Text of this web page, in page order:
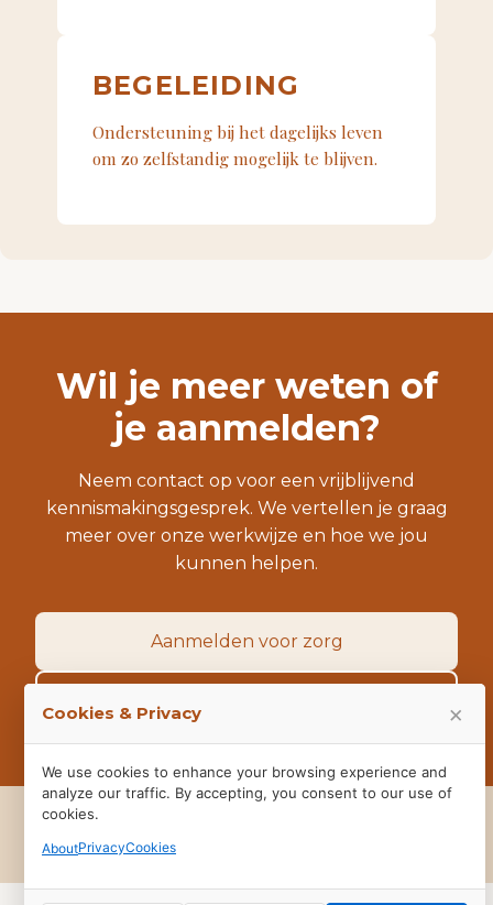
BEGELEIDING
Ondersteuning bij het dagelijks leven
om zo zelfstandig mogelijk te blijven.
Wil je meer weten of
je aanmelden?
Neem contact op voor een vrijblijvend
kennismakingsgesprek. We vertellen je graag
meer over onze werkwijze en hoe we jou
kunnen helpen.
Aanmelden voor zorg
© 2026 Andes – jouw steun in zorg
Cookies & Privacy ×
We use cookies to enhance your browsing experience and
analyze our traffic. By accepting, you consent to our use of
cookies.
AboutPrivacyCookies